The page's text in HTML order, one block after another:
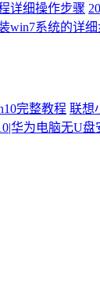
详细操作步骤
win7系统的详细
完整教程 联想
华为电脑无U盘